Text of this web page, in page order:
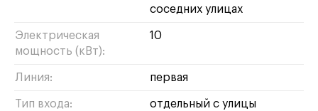
соседних улицах
Электрическая
мощность (кВт):
10
Линия: первая
Тип входа: отдельный с улицы